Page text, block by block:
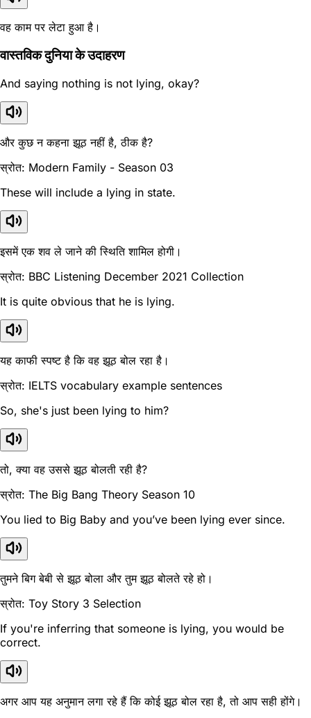
वह काम पर लेटा हुआ है।
वास्तविक दुनिया के उदाहरण
And saying nothing is not lying, okay?
और कुछ न कहना झूठ नहीं है, ठीक है?
स्रोत: Modern Family - Season 03
These will include a lying in state.
इसमें एक शव ले जाने की स्थिति शामिल होगी।
स्रोत: BBC Listening December 2021 Collection
It is quite obvious that he is lying.
यह काफी स्पष्ट है कि वह झूठ बोल रहा है।
स्रोत: IELTS vocabulary example sentences
So, she's just been lying to him?
तो, क्या वह उससे झूठ बोलती रही है?
स्रोत: The Big Bang Theory Season 10
You lied to Big Baby and you’ve been lying ever since.
तुमने बिग बेबी से झूठ बोला और तुम झूठ बोलते रहे हो।
स्रोत: Toy Story 3 Selection
If you're inferring that someone is lying, you would be
correct.
अगर आप यह अनुमान लगा रहे हैं कि कोई झूठ बोल रहा है, तो आप सही होंगे।